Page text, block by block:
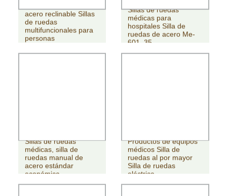
acero reclinable Sillas
de ruedas
multifuncionales para
personas
Sillas de ruedas
médicas para
hospitales Silla de
ruedas de acero Me-
601_35
Sillas de ruedas
médicas, silla de
ruedas manual de
acero estándar
económica
Productos de equipos
médicos Silla de
ruedas al por mayor
Silla de ruedas
eléctrica